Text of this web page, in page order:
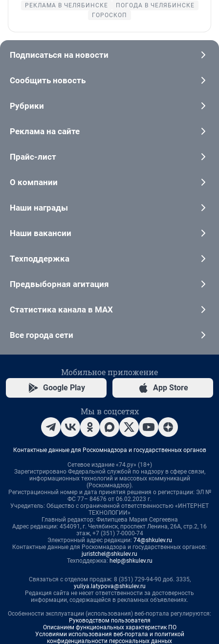
РЕКЛАМА В ЧЕЛЯБИНСКЕ
ПОГОДА В ЧЕЛЯБИНСКЕ
ГОРОСКОП
Подписаться на новости
Сообщить новость
Рубрики
Реклама на сайте
Прайс-лист
О компании
Наши награды
Наши вакансии
Техподдержка
Предвыборная агитация
Статистика канала в MAX
Все города сети
Мобильное приложение
Google Play App Store
Мы в соцсетях
Контактные данные для Роскомнадзора и государственных органов
Сетевое издание «74.ру» (18+)
Зарегистрировано Федеральной службой по надзору в сфере связи,
информационных технологий и массовых коммуникаций
(Роскомнадзор).
Регистрационный номер и дата принятия решения о регистрации: ЭЛ №
ФС 77– 84676 от 06.02.2023 г.
Учредитель: Общество с ограниченной ответственностью «ИНТЕРНЕТ
ТЕХНОЛОГИИ»
Главный редактор: Филипцева Мария Сергеевна
Адрес редакции: 454091, г. Челябинск, проспект Ленина, 26А, стр.2, 16
этаж, +7 (351) 7-0000-74
Электронный адрес редакции: 74@shkulev.ru
Контактные данные для Роскомнадзора и государственных органов:
juristchel@shkulev.ru
Техподдержка: help@shkulev.ru
Связаться с отделом продаж: 8 (351) 729-94-90 доб. 3335,
yuliya.latypova@shkulev.ru
Редакция сайта не несет ответственности за достоверность
информации, содержащейся в рекламных объявлениях.
Особенности эксплуатации (использования) веб-портала регулируются:
Руководством пользователя
Описанием функциональных характеристик ПО
Условиями использования веб-портала и политикой
конфиденциальности персональных данных